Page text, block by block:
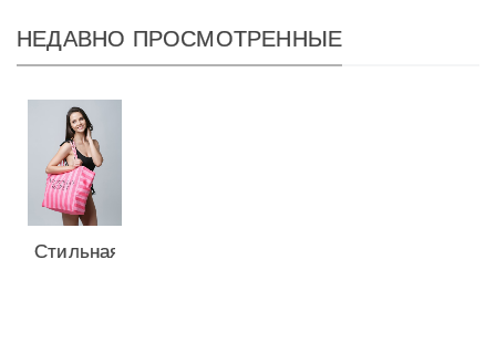
НЕДАВНО ПРОСМОТРЕННЫЕ
Стильная